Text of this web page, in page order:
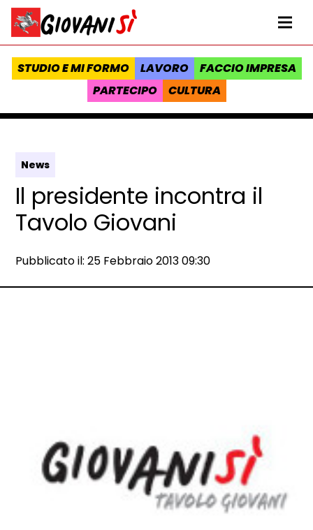
Vai al contenuto
Homepage Giovanisì - Progetto della Regione Toscana
STUDIO E MI FORMO LAVORO
FACCIO IMPRESA
PARTECIPO
CULTURA
News
Il presidente incontra il
Tavolo Giovani
Data e ora:
Pubblicato il: 25 Febbraio 2013 09:30